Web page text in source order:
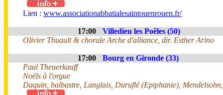
Lien : www.associationabbatialesaintouenrouen.fr/
17:00
Villedieu les Poêles (50)
Olivier Thuault & chorale Arche d'alliance, dir. Esther Arino
17:00
Bourg en Gironde (33)
Paul Theuerkauff
Noëls à l'orgue
Daquin, balbastre, Langlais, Duruflé (Epiphanie),